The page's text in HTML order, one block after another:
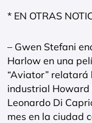
* EN OTRAS
– Gwen Stefani
Harlow en una
“Aviator”
industrial
Leonardo Di
mes en la ciudad